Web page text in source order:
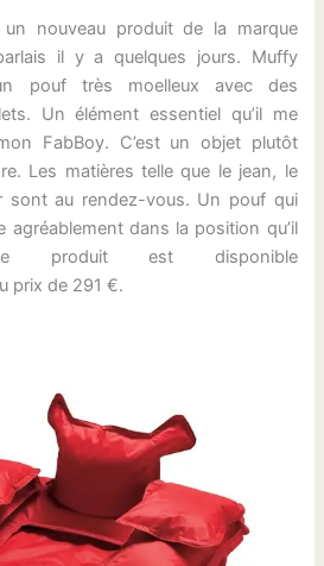
nouveau produit de la marque
il y a quelques jours. Muffy
pouf très moelleux avec des
Un élément essentiel qu’il me
FabBoy. C’est un objet plutôt
Les matières telle que le jean, le
sont au rendez-vous. Un pouf qui
agréablement dans la position qu’il
produit est disponible
prix de 291 €.